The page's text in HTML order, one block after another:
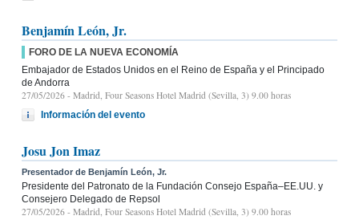
Benjamín León, Jr.
FORO DE LA NUEVA ECONOMÍA
Embajador de Estados Unidos en el Reino de España y el Principado
de Andorra
27/05/2026 - Madrid, Four Seasons Hotel Madrid (Sevilla, 3) 9.00 horas
Información del evento
Josu Jon Imaz
Presentador de Benjamín León, Jr.
Presidente del Patronato de la Fundación Consejo España–EE.UU. y
Consejero Delegado de Repsol
27/05/2026 - Madrid, Four Seasons Hotel Madrid (Sevilla, 3) 9.00 horas